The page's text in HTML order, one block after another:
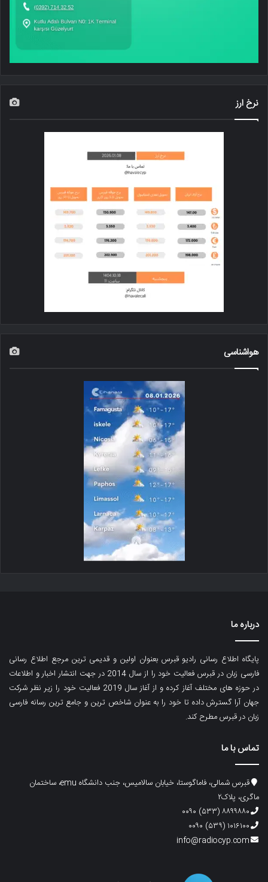
نرخ ارز
هواشناسی
درباره ما
پایگاه اطلاع رسانی رادیو قبرس بعنوان اولین و قدیمی ترین مرجع اطلاع رسانی
فارسی زبان در قبرس فعالیت خود را از سال 2014 در جهت انتشار اخبار و اطلاعات
در حوزه های مختلف آغاز کرده و از آغاز سال 2019 فعالیت خود را زیر نظر شرکت
جهان آرا گسترش داده تا خود را به عنوان شاخص ترین و جامع ترین رسانه فارسی
زبان در قبرس مطرح کند.
تماس با ما
قبرس شمالی، فاماگوستا، خیابان سالامیس، جنب دانشگاه emu، ساختمان
ماگری، پلاک۲
۸۸۹۹۸۸۰ (۵۳۳) ۰۰۹۰
۱۰۱۶۱۰۰ (۵۳۹) ۰۰۹۰
info@radiocyp.com